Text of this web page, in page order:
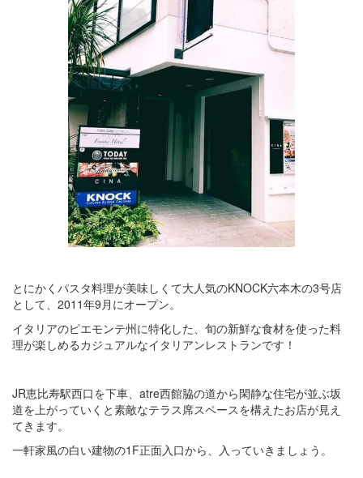
とにかくパスタ料理が美味しくて大人気のKNOCK六本木の3号店
として、2011年9月にオープン。
イタリアのピエモンテ州に特化した、旬の新鮮な食材を使った料
理が楽しめるカジュアルなイタリアンレストランです！
JR恵比寿駅西口を下車、atre西館脇の道から閑静な住宅が並ぶ坂
道を上がっていくと素敵なテラス席スペースを構えたお店が見え
てきます。
一軒家風の白い建物の1F正面入口から、入っていきましょう。